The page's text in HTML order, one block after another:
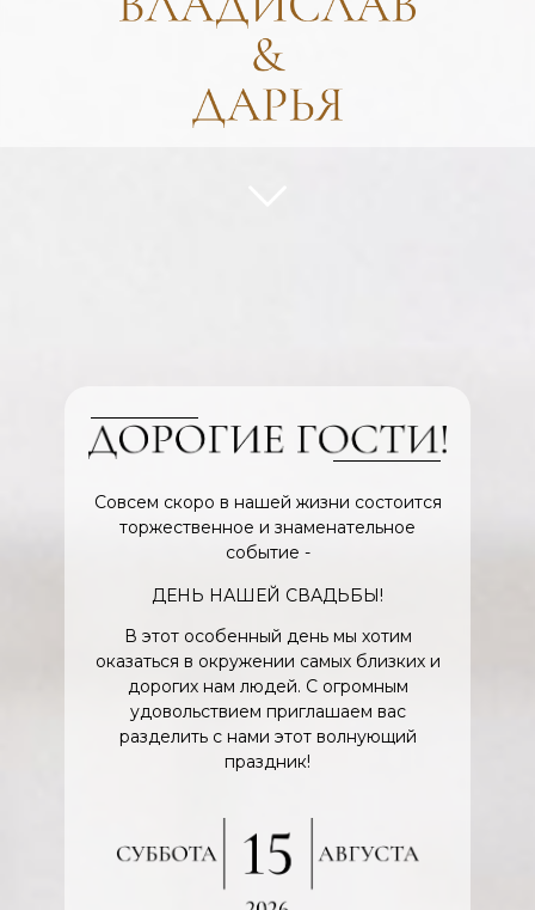
Совсем скоро в нашей жизни состоится
торжественное и знаменательное
событие -
В этот особенный день мы хотим
оказаться в окружении самых близких и
дорогих нам людей. С огромным
удовольствием приглашаем вас
разделить с нами этот волнующий
праздник!
ДЕНЬ НАШЕЙ СВАДЬБЫ!